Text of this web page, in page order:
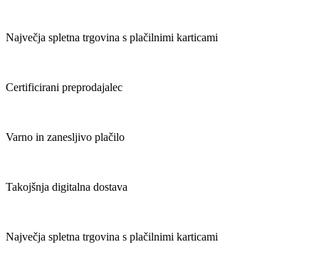
Največja spletna trgovina s plačilnimi karticami
Certificirani preprodajalec
Varno in zanesljivo plačilo
Takojšnja digitalna dostava
Največja spletna trgovina s plačilnimi karticami